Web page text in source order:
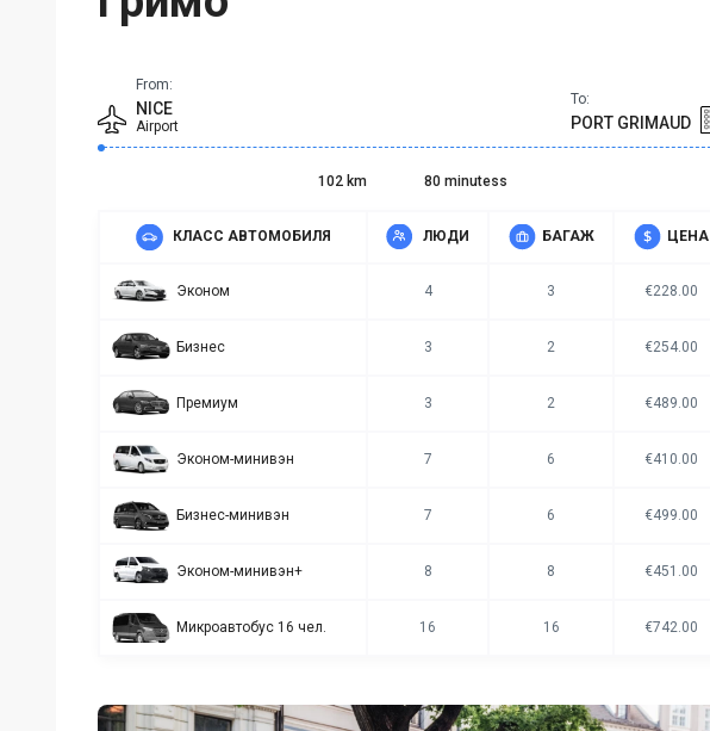
From:
NICE
Airport
To:
PORT GRIMAUD
102 km 80 minutess
КЛАСС АВТОМОБИЛЯ ЛЮДИ БАГАЖ ЦЕНА
Эконом 4 3 €228.00
Бизнес 3 2 €254.00
Премиум 3 2 €489.00
Эконом-минивэн 7 6 €410.00
Бизнес-минивэн 7 6 €499.00
Эконом-минивэн+ 8 8 €451.00
Микроавтобус 16 чел. 16 16 €742.00